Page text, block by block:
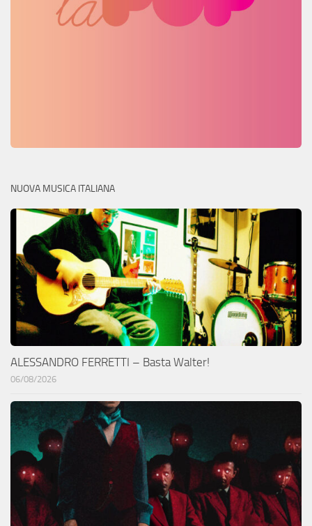
NUOVA MUSICA ITALIANA
ALESSANDRO FERRETTI – Basta Walter!
06/08/2026